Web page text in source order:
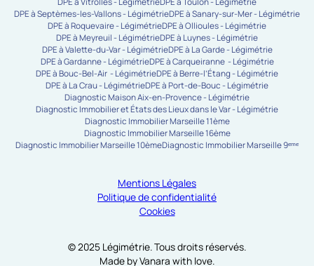
DPE à Septèmes-les-Vallons - LégimétrieDPE à Sanary-sur-Mer - Légimétrie
DPE à Roquevaire - LégimétrieDPE à Ollioules - Légimétrie
DPE à Meyreuil - LégimétrieDPE à Luynes - Légimétrie
DPE à Valette-du-Var - LégimétrieDPE à La Garde - Légimétrie
DPE à Gardanne - LégimétrieDPE à Carqueiranne - Légimétrie
DPE à Bouc-Bel-Air - LégimétrieDPE à Berre-l’Étang - Légimétrie
DPE à La Crau - LégimétrieDPE à Port-de-Bouc - Légimétrie
Diagnostic Maison Aix-en-Provence - Légimétrie
Diagnostic Immobilier et États des Lieux dans le Var - Légimétrie
Diagnostic Immobilier Marseille 11ème
Diagnostic Immobilier Marseille 16ème
Diagnostic Immobilier Marseille 10èmeDiagnostic Immobilier Marseille 9ᵉᵐᵉ
© 2025 Légimétrie. Tous droits réservés.
Made by Vanara with love.
Mentions Légales
Politique de confidentialité
Cookies